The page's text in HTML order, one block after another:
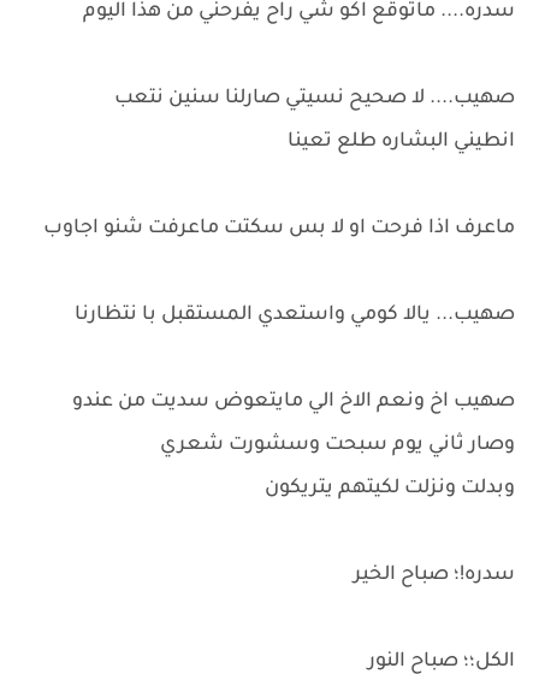
سدره.... ماتوقع اكو شي راح يفرحني من هذا اليوم
صهيب.... لا صحيح نسيتي صارلنا سنين نتعب
انطيني البشاره طلع تعينا
ماعرف اذا فرحت او لا بس سكتت ماعرفت شنو اجاوب
صهيب... يالا كومي واستعدي المستقبل با نتظارنا
صهيب اخ ونعم الاخ الي مايتعوض سديت من عندو
وصار ثاني يوم سبحت وسشورت شعري
وبدلت ونزلت لكيتهم يتريكون
سدره!؛ صباح الخير
الكل؛؛ صباح النور